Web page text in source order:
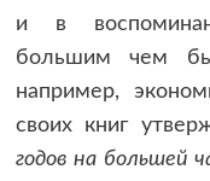
и в
большим чем
например,
своих книг
годов на большей